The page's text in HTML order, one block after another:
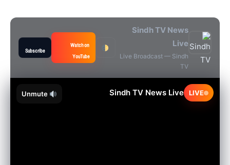
Sindh TV News
Live
Live Broadcast — Sindh
TV
LIVE
Sindh TV News Live